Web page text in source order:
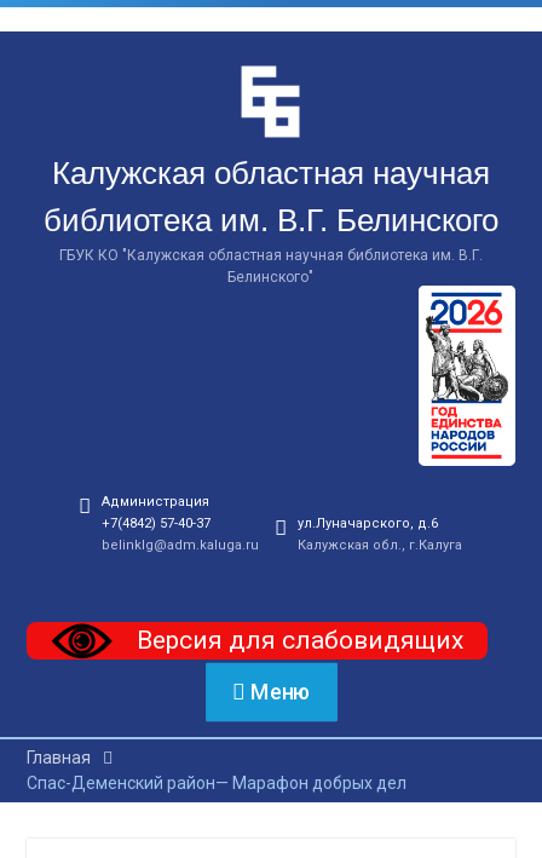
Калужская областная научная
библиотека им. В.Г. Белинского
ГБУК КО "Калужская областная научная библиотека им. В.Г.
Белинского"
Администрация
+7(4842) 57-40-37
belinklg@adm.kaluga.ru
ул.Луначарского, д.6
Калужская обл., г.Калуга
Версия для слабовидящих
Меню
Главная
Спас-Деменский район— Марафон добрых дел